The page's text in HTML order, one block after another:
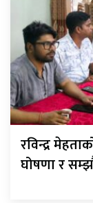
रविन्द्र
घोषणा र